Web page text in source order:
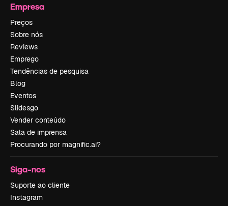
Empresa
Preços
Sobre nós
Reviews
Emprego
Tendências de pesquisa
Blog
Eventos
Slidesgo
Vender conteúdo
Sala de imprensa
Procurando por magnific.ai?
Siga-nos
Suporte ao cliente
Instagram